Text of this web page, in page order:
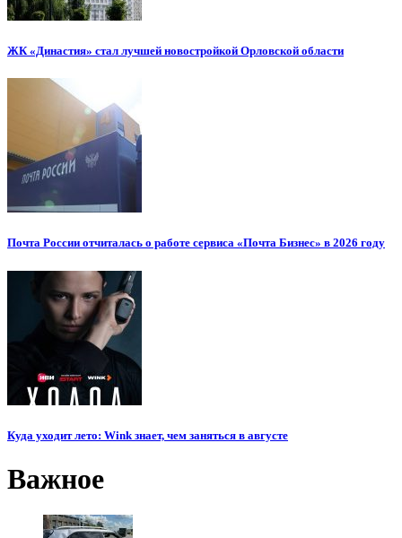
ЖК «Династия» стал лучшей новостройкой Орловской области
Почта России отчиталась о работе сервиса «Почта Бизнес» в 2026 году
Куда уходит лето: Wink знает, чем заняться в августе
Важное